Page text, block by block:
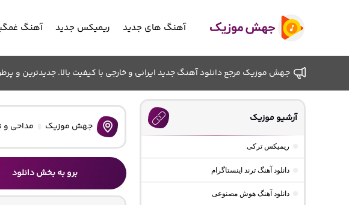
آهنگ های جدید ریمیکس جدید آهنگ
جهش موزیک مرجع دانلود آهنگ جدید ایرانی و خارجی با کیفیت بالا. جدیدترین و
جهش موزیک مداحی و
برو به بخش دانلود
آرشیو موزیک
ریمیکس ترکی
دانلود آهنگ ترند اینستاگرام
دانلود آهنگ هوش مصنوعی